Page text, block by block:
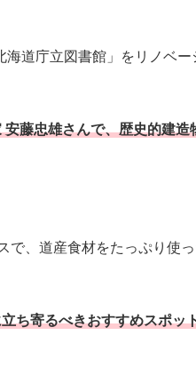
道庁立図書館」をリノベ
藤忠雄さんで、歴史的建
、道産食材をたっぷり使
ち寄るべきおすすめスポッ